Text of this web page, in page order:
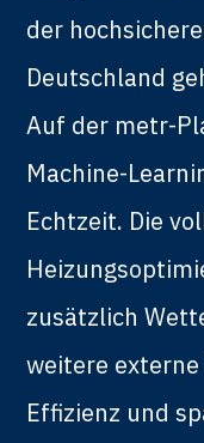
der
Deutschland
Auf der metr-
Machine-
Echtzeit. Die
zusätzlich
weitere
Effizienz und